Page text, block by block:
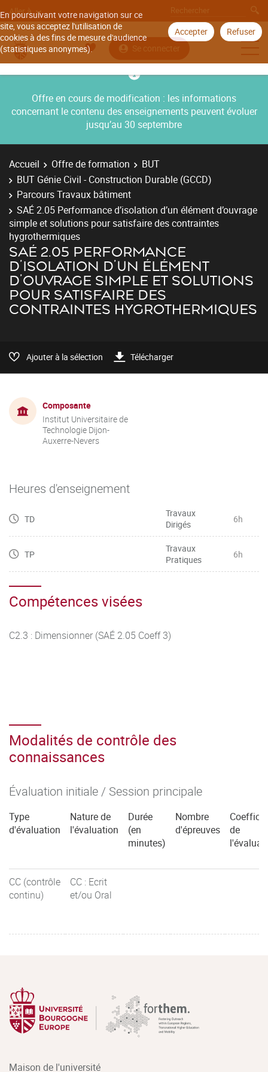
En poursuivant votre navigation sur ce
site, vous acceptez l'utilisation de
cookies à des fins de mesure d'audience
(statistiques anonymes).
Accepter Refuser
Aller à
Se connecter
Offre en cours de modification : les informations
concernant le contenu des enseignements peuvent évoluer
jusqu’au 30 septembre
Accueil Offre de formation
BUT
BUT Génie Civil - Construction Durable (GCCD)
Parcours Travaux bâtiment
SAÉ 2.05 Performance d’isolation d’un élément d’ouvrage
simple et solutions pour satisfaire des contraintes
hygrothermiques
SAÉ 2.05 PERFORMANCE
D’ISOLATION D’UN ÉLÉMENT
D’OUVRAGE SIMPLE ET SOLUTIONS
POUR SATISFAIRE DES
CONTRAINTES HYGROTHERMIQUES
Ajouter à la sélection Télécharger
Composante
Institut Universitaire de
Technologie Dijon-
Auxerre-Nevers
Heures d'enseignement
TD
Travaux
Dirigés
6h
TP
Travaux
Pratiques
6h
Compétences visées
C2.3 : Dimensionner (SAÉ 2.05 Coeff 3)
Modalités de contrôle des
connaissances
Évaluation initiale / Session principale
Type
d'évaluation
Nature de
l'évaluation
Durée
(en
minutes)
Nombre
d'épreuves
de
CC (contrôle
continu)
CC : Ecrit
et/ou Oral
Maison de l'université